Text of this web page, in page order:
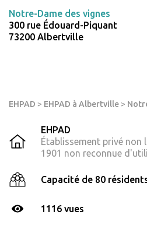
EHPAD > EHPAD à Albertville >
EHPAD
Établissement privé
1901 non reconnue
Capacité de 80
1116 vues
Notre-Dame des vignes
300 rue Édouard-Piquant
73200 Albertville